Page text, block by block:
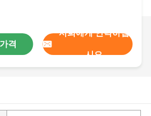
격
저희에게 연락하십
시오